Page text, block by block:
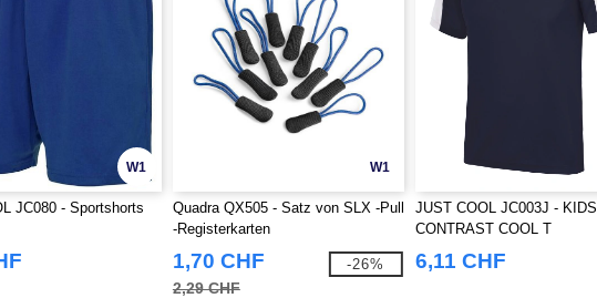
W1
JC080 - Sportshorts
W1
Quadra QX505 - Satz von SLX -Pull
-Registerkarten
1,70 CHF
2,29 CHF
-26%
JUST COOL JC003J - KIDS
CONTRAST COOL T
6,11 CHF